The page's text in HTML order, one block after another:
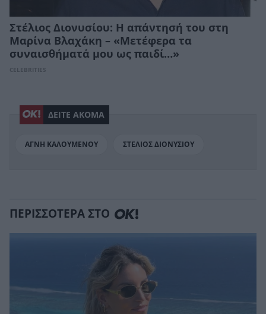
Στέλιος Διονυσίου: H απάντησή του στη
Μαρίνα Βλαχάκη – «Μετέφερα τα
συναισθήματά μου ως παιδί…»
CELEBRITIES
ΔΕΙΤΕ ΑΚΟΜΑ
ΑΓΝΗ ΚΑΛΟΥΜΕΝΟΥ ΣΤΕΛΙΟΣ ΔΙΟΝΥΣΙΟΥ
ΠΕΡΙΣΣΟΤΕΡΑ ΣΤΟ